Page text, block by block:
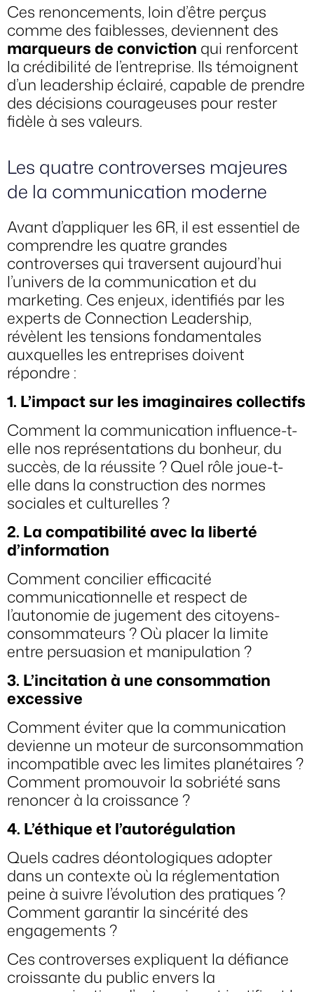
Ces renoncements, loin d’être perçus
comme des faiblesses, deviennent des
marqueurs de conviction qui renforcent
la crédibilité de l’entreprise. Ils témoignent
d’un leadership éclairé, capable de prendre
des décisions courageuses pour rester
fidèle à ses valeurs.
Les quatre controverses majeures
de la communication moderne
Avant d’appliquer les 6R, il est essentiel de
comprendre les quatre grandes
controverses qui traversent aujourd’hui
l’univers de la communication et du
marketing. Ces enjeux, identifiés par les
experts de Connection Leadership,
révèlent les tensions fondamentales
auxquelles les entreprises doivent
répondre :
1. L’impact sur les imaginaires collectifs
Comment la communication influence-t-
elle nos représentations du bonheur, du
succès, de la réussite ? Quel rôle joue-t-
elle dans la construction des normes
sociales et culturelles ?
2. La compatibilité avec la liberté
d’information
Comment concilier efficacité
communicationnelle et respect de
l’autonomie de jugement des citoyens-
consommateurs ? Où placer la limite
entre persuasion et manipulation ?
3. L’incitation à une consommation
excessive
Comment éviter que la communication
devienne un moteur de surconsommation
incompatible avec les limites planétaires ?
Comment promouvoir la sobriété sans
renoncer à la croissance ?
4. L’éthique et l’autorégulation
Quels cadres déontologiques adopter
dans un contexte où la réglementation
peine à suivre l’évolution des pratiques ?
Comment garantir la sincérité des
engagements ?
Ces controverses expliquent la défiance
croissante du public envers la